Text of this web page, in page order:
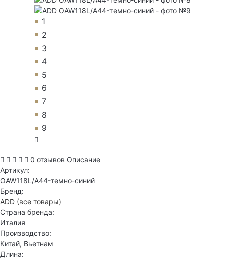
1
2
3
4
5
6
7
8
9
0 отзывов Описание
Артикул:
OAW118L/A44-темно-синий
Бренд:
ADD (все товары)
Страна бренда:
Италия
Производство:
Китай, Вьетнам
Длина: